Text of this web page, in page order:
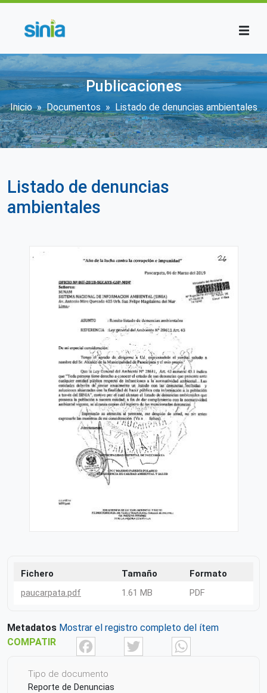
Publicaciones
Sobrescribir enlaces de ayuda a la
Inicio Documentos Listado de denuncias ambientales
Listado de denuncias
ambientales
Fichero Tamaño
Formato
paucarpata.pdf
1.61 MB PDF
Metadatos Mostrar el registro completo del ítem
COMPATIR
FacebookTwitter
Tipo de documento
Reporte de Denuncias